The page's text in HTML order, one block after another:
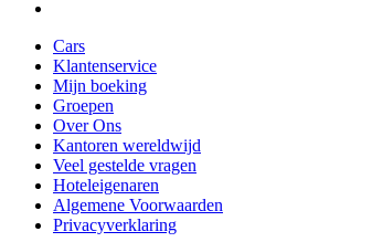
Cars
Klantenservice
Mijn boeking
Groepen
Over Ons
Kantoren wereldwijd
Veel gestelde vragen
Hoteleigenaren
Algemene Voorwaarden
Privacyverklaring